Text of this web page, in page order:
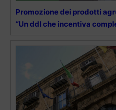
Promozione dei prodotti
“Un ddl che incentiva